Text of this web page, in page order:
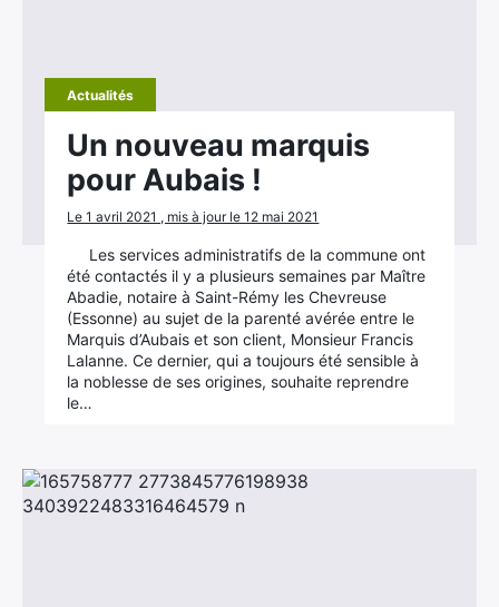
Actualités
Un nouveau marquis
pour Aubais !
Le 1 avril 2021 , mis à jour le 12 mai 2021
Les services administratifs de la commune ont
été contactés il y a plusieurs semaines par Maître
Abadie, notaire à Saint-Rémy les Chevreuse
(Essonne) au sujet de la parenté avérée entre le
Marquis d’Aubais et son client, Monsieur Francis
Lalanne. Ce dernier, qui a toujours été sensible à
la noblesse de ses origines, souhaite reprendre
le…